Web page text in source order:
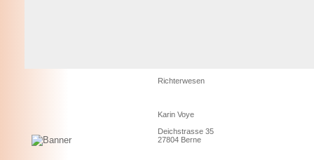
Richterwesen
Karin Voye
Deichstrasse 35
27804 Berne